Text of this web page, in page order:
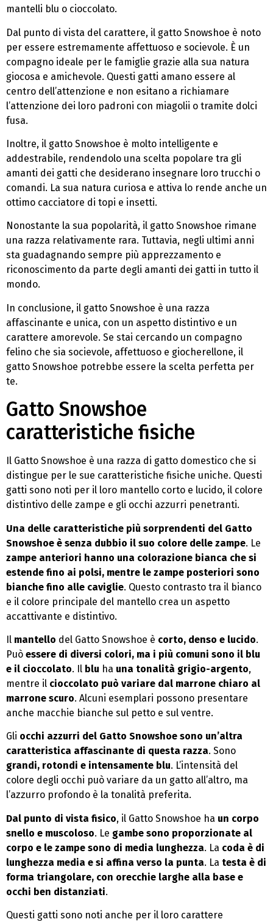
mantelli blu o cioccolato.
Dal punto di vista del carattere, il gatto Snowshoe è noto
per essere estremamente affettuoso e socievole. È un
compagno ideale per le famiglie grazie alla sua natura
giocosa e amichevole. Questi gatti amano essere al
centro dell’attenzione e non esitano a richiamare
l’attenzione dei loro padroni con miagolii o tramite dolci
fusa.
Inoltre, il gatto Snowshoe è molto intelligente e
addestrabile, rendendolo una scelta popolare tra gli
amanti dei gatti che desiderano insegnare loro trucchi o
comandi. La sua natura curiosa e attiva lo rende anche un
ottimo cacciatore di topi e insetti.
Nonostante la sua popolarità, il gatto Snowshoe rimane
una razza relativamente rara. Tuttavia, negli ultimi anni
sta guadagnando sempre più apprezzamento e
riconoscimento da parte degli amanti dei gatti in tutto il
mondo.
In conclusione, il gatto Snowshoe è una razza
affascinante e unica, con un aspetto distintivo e un
carattere amorevole. Se stai cercando un compagno
felino che sia socievole, affettuoso e giocherellone, il
gatto Snowshoe potrebbe essere la scelta perfetta per
te.
Gatto Snowshoe
caratteristiche fisiche
Il Gatto Snowshoe è una razza di gatto domestico che si
distingue per le sue caratteristiche fisiche uniche. Questi
gatti sono noti per il loro mantello corto e lucido, il colore
distintivo delle zampe e gli occhi azzurri penetranti.
Una delle caratteristiche più sorprendenti del Gatto
Snowshoe è senza dubbio il suo colore delle zampe. Le
zampe anteriori hanno una colorazione bianca che si
estende fino ai polsi, mentre le zampe posteriori sono
bianche fino alle caviglie. Questo contrasto tra il bianco
e il colore principale del mantello crea un aspetto
accattivante e distintivo.
Il mantello del Gatto Snowshoe è corto, denso e lucido.
Può essere di diversi colori, ma i più comuni sono il blu
e il cioccolato. Il blu ha una tonalità grigio-argento,
mentre il cioccolato può variare dal marrone chiaro al
marrone scuro. Alcuni esemplari possono presentare
anche macchie bianche sul petto e sul ventre.
Gli occhi azzurri del Gatto Snowshoe sono un’altra
caratteristica affascinante di questa razza. Sono
grandi, rotondi e intensamente blu. L’intensità del
colore degli occhi può variare da un gatto all’altro, ma
l’azzurro profondo è la tonalità preferita.
Dal punto di vista fisico, il Gatto Snowshoe ha un corpo
snello e muscoloso. Le gambe sono proporzionate al
corpo e le zampe sono di media lunghezza. La coda è di
lunghezza media e si affina verso la punta. La testa è di
forma triangolare, con orecchie larghe alla base e
occhi ben distanziati.
Questi gatti sono noti anche per il loro carattere